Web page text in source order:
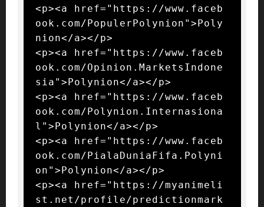
<p><a href="https://www.faceb
ook.com/PopulerPolynion">Poly
nion</a></p>
<p><a href="https://www.faceb
ook.com/Opinion.MarketsIndone
sia">Polynion</a></p>
<p><a href="https://www.faceb
ook.com/Polynion.Internasiona
l">Polynion</a></p>
<p><a href="https://www.faceb
ook.com/PialaDuniaFifa.Polyni
on">Polynion</a></p>
<p><a href="https://myanimeli
st.net/profile/predictionmark